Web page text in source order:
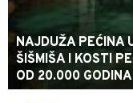
NAJDUŽA PEĆINA
ŠIŠMIŠA I KOSTI
OD 20.000